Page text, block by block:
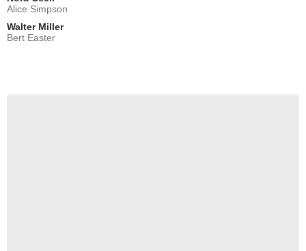
Alice Simpson
Walter Miller
Bert Easter